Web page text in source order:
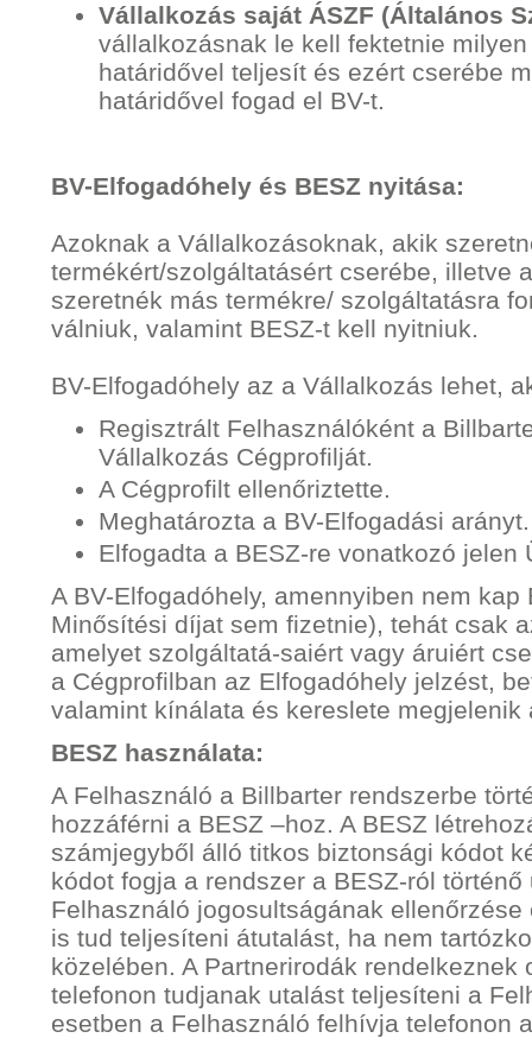
Vállalkozás saját ÁSZF (Általános
vállalkozásnak le kell fektetnie
határidővel teljesít és ezért cserébe
határidővel fogad el BV-t.
BV-Elfogadóhely és BESZ nyitása:
Azoknak a Vállalkozásoknak, akik
termékért/szolgáltatásért cserébe, illetve
szeretnék más termékre/ szolgáltatásra
válniuk, valamint BESZ-t kell nyitniuk.
BV-Elfogadóhely az a Vállalkozás lehet,
Regisztrált Felhasználóként a
Vállalkozás Cégprofilját.
A Cégprofilt ellenőriztette.
Meghatározta a BV-Elfogadási arányt.
Elfogadta a BESZ-re vonatkozó jelen
A BV-Elfogadóhely, amennyiben nem
Minősítési díjat sem fizetnie), tehát csak
amelyet szolgáltatá-saiért vagy áruiért
a Cégprofilban az Elfogadóhely jelzést,
valamint kínálata és kereslete megjelenik
BESZ használata:
A Felhasználó a Billbarter rendszerbe
hozzáférni a BESZ –hoz. A BESZ
számjegyből álló titkos biztonsági kódot
kódot fogja a rendszer a BESZ-ról
Felhasználó jogosultságának
is tud teljesíteni átutalást, ha nem
közelében. A Partnerirodák rendelkeznek
telefonon tudjanak utalást teljesíteni a
esetben a Felhasználó felhívja telefonon